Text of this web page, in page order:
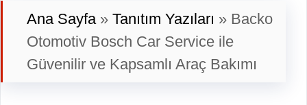
Ana Sayfa» Tanıtım Yazıları » Backo
Otomotiv Bosch Car Service ile
Güvenilir ve Kapsamlı Araç Bakımı